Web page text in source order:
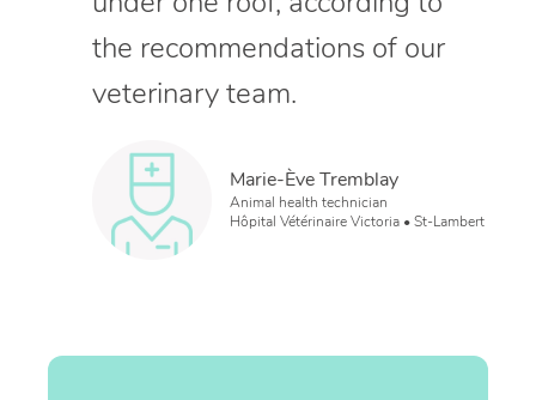
the recommendations of our
veterinary team.
Marie-Ève Tremblay
Animal health technician
Hôpital Vétérinaire Victoria • St-Lambert